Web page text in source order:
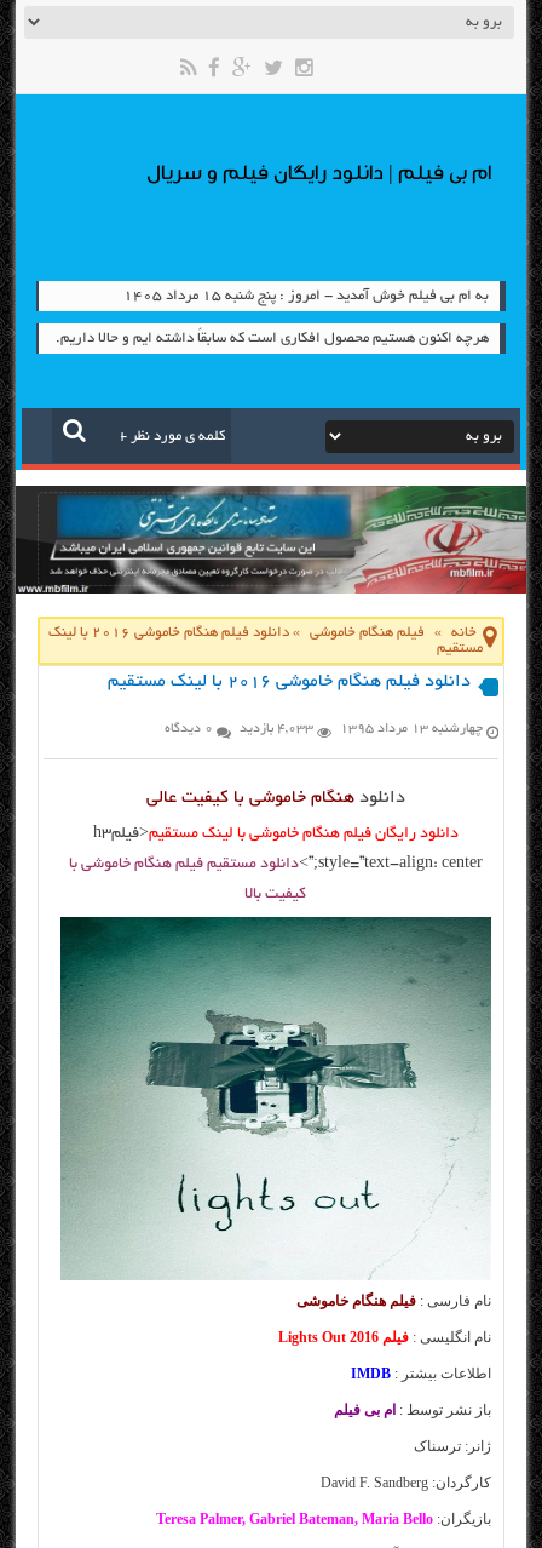
ام بی فیلم | دانلود رایگان فیلم و سریال
به ام بی فیلم خوش آمدید - امروز : پنج شنبه ۱۵ مرداد ۱۴۰۵
هرچه اکنون هستیم محصول افکاری است که سابقاً داشته ایم و حالا داریم.
خانه » فیلم هنگام خاموشی »
دانلود فیلم هنگام خاموشی ۲۰۱۶ با لینک
مستقیم
دانلود فیلم هنگام خاموشی ۲۰۱۶ با لینک مستقیم
چهارشنبه ۱۳ مرداد ۱۳۹۵ 4,033 بازدید 0 دیدگاه
دانلود هنگام خاموشی با کیفیت عالی
دانلود رایگان فیلم هنگام خاموشی با لینک مستقیم<فیلمh3
style=”text-align: center;”>
دانلود مستقیم فیلم هنگام خاموشی با
کیفیت بالا
نام فارسی :فیلم هنگام خاموشی
نام انگلیسی :فیلم Lights Out 2016
اطلاعات بیشتر :IMDB
باز نشر توسط : ام بی فیلم
ژانر: ترسناک
کارگردان: David F. Sandberg
بازیگران:Teresa Palmer, Gabriel Bateman, Maria Bello